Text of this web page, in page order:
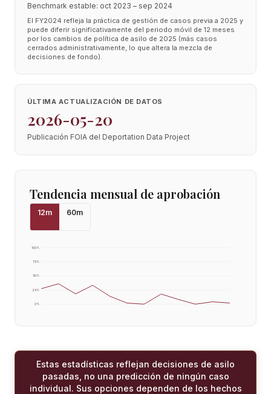
Benchmark estable: oct 2023 – sep 2024
El FY2024 refleja la práctica de gestión de casos previa a 2025 y
puede diferir significativamente del periodo móvil de 12 meses
por los cambios de política de asilo de 2025 (más casos
cerrados administrativamente, lo que altera la mezcla de
decisiones de fondo).
ÚLTIMA ACTUALIZACIÓN DE DATOS
2026-05-20
Publicación FOIA del Deportation Data Project
Tendencia mensual de aprobación
12m 60m
0%
25%
50%
75%
100%
Estas estadísticas reflejan decisiones de asilo
pasadas, no una predicción de ningún caso
individual. Sus opciones dependen de los hechos